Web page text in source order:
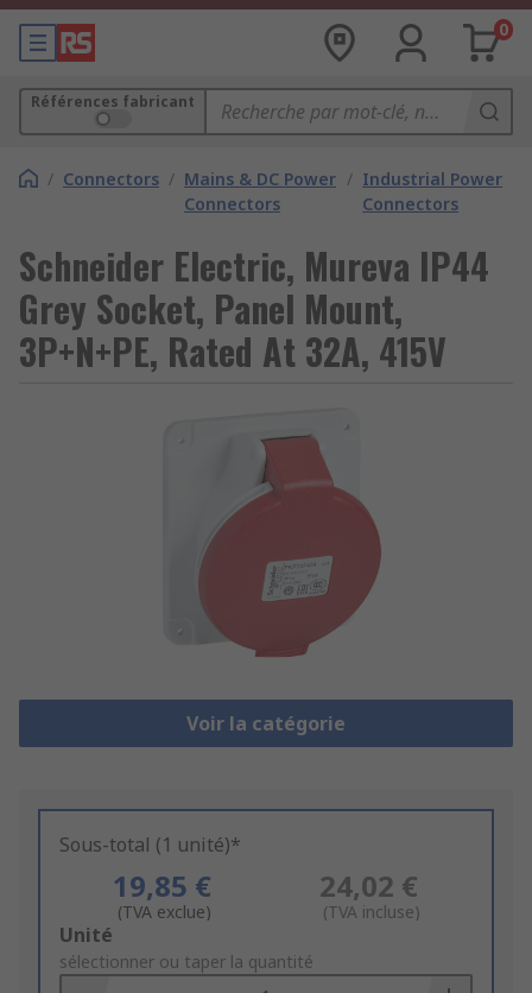
0
Références fabricant
/ Connectors / Mains & DC Power
Connectors
/ Industrial Power
Connectors
Schneider Electric, Mureva IP44
Grey Socket, Panel Mount,
3P+N+PE, Rated At 32A, 415V
Voir la catégorie
Sous-total (1 unité)*
19,85 €
(TVA exclue)
24,02 €
(TVA incluse)
Add
to
Unité
sélectionner ou taper la quantité